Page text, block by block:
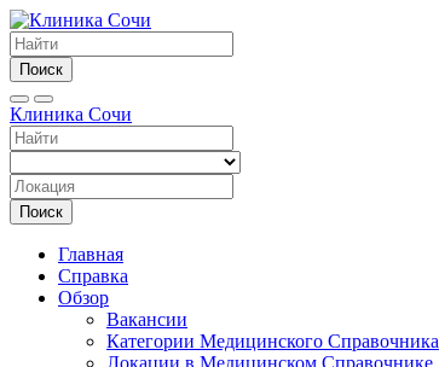
Поиск
Клиника Сочи
Поиск
Главная
Справка
Обзор
Вакансии
Категории Медицинского Справочника
Локации в Медицинском Справочнике